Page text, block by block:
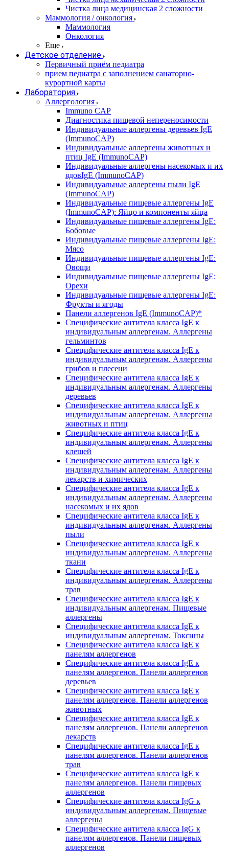
Чистка лица медицинская 2 сложности
Маммология / онкология
Маммология
Онкология
Еще
Детское отделение
Первичный приём педиатра
прием педиатра с заполнением санаторно-
курортной карты
Лаборатория
Аллергология
Immuno CAP
Диагностика пищевой непереносимости
Индивидуальные аллергены деревьев IgE
(ImmunoCAP)
Индивидуальные аллергены животных и
птиц IgE (ImmunoCAP)
Индивидуальные аллергены насекомых и их
ядовIgE (ImmunoCAP)
Индивидуальные аллергены пыли IgE
(ImmunoCAP)
Индивидуальные пищевые аллергены IgE
(ImmunoCAP): Яйцо и компоненты яйца
Индивидуальные пищевые аллергены IgE:
Бобовые
Индивидуальные пищевые аллергены IgE:
Мясо
Индивидуальные пищевые аллергены IgE:
Овощи
Индивидуальные пищевые аллергены IgE:
Орехи
Индивидуальные пищевые аллергены IgE:
Фрукты и ягоды
Панели аллергенов IgE (ImmunoCAP)*
Специфические антитела класса IgE к
индивидуальным аллергенам. Аллергены
гельминтов
Специфические антитела класса IgE к
индивидуальным аллергенам. Аллергены
грибов и плесени
Специфические антитела класса IgE к
индивидуальным аллергенам. Аллергены
деревьев
Специфические антитела класса IgE к
индивидуальным аллергенам. Аллергены
животных и птиц
Специфические антитела класса IgE к
индивидуальным аллергенам. Аллергены
клещей
Специфические антитела класса IgE к
индивидуальным аллергенам. Аллергены
лекарств и химических
Специфические антитела класса IgE к
индивидуальным аллергенам. Аллергены
насекомых и их ядов
Специфические антитела класса IgE к
индивидуальным аллергенам. Аллергены
пыли
Специфические антитела класса IgE к
индивидуальным аллергенам. Аллергены
ткани
Специфические антитела класса IgE к
индивидуальным аллергенам. Аллергены
трав
Специфические антитела класса IgE к
индивидуальным аллергенам. Пищевые
аллергены
Специфические антитела класса IgE к
индивидуальным аллергенам. Токсины
Специфические антитела класса IgE к
панелям аллергенов
Специфические антитела класса IgE к
панелям аллергенов. Панели аллергенов
деревьев
Специфические антитела класса IgE к
панелям аллергенов. Панели аллергенов
животных
Специфические антитела класса IgE к
панелям аллергенов. Панели аллергенов
лекарств
Специфические антитела класса IgE к
панелям аллергенов. Панели аллергенов
трав
Специфические антитела класса IgE к
панелям аллергенов. Панели пищевых
аллергенов
Специфические антитела класса IgG к
индивидуальным аллергенам. Пищевые
аллергены
Специфические антитела класса IgG к
панелям аллергенов. Панели пищевых
аллергенов